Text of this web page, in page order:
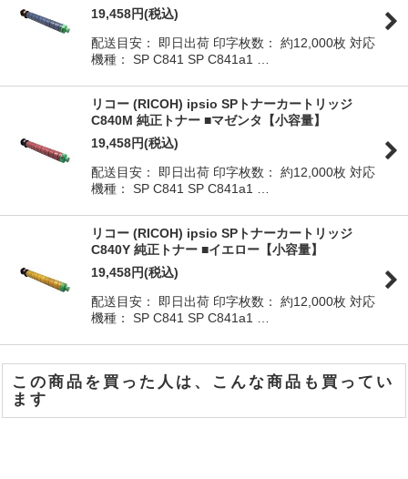
19,458円(税込)
配送目安： 即日出荷 印字枚数： 約12,000枚 対応
機種： SP C841 SP C841a1 …
リコー (RICOH) ipsio SPトナーカートリッジ
C840M 純正トナー ■マゼンタ【小容量】
19,458円(税込)
配送目安： 即日出荷 印字枚数： 約12,000枚 対応
機種： SP C841 SP C841a1 …
リコー (RICOH) ipsio SPトナーカートリッジ
C840Y 純正トナー ■イエロー【小容量】
19,458円(税込)
配送目安： 即日出荷 印字枚数： 約12,000枚 対応
機種： SP C841 SP C841a1 …
この商品を買った人は、こんな商品も買ってい
ます